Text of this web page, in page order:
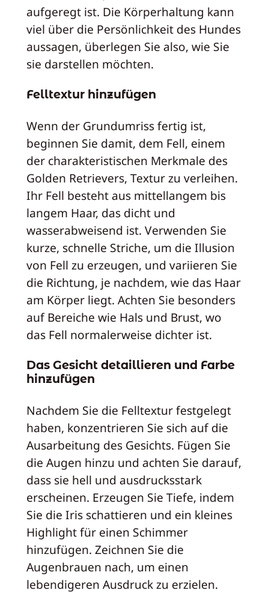
aufgeregt ist. Die Körperhaltung kann
viel über die Persönlichkeit des Hundes
aussagen, überlegen Sie also, wie Sie
sie darstellen möchten.
Felltextur hinzufügen
Wenn der Grundumriss fertig ist,
beginnen Sie damit, dem Fell, einem
der charakteristischen Merkmale des
Golden Retrievers, Textur zu verleihen.
Ihr Fell besteht aus mittellangem bis
langem Haar, das dicht und
wasserabweisend ist. Verwenden Sie
kurze, schnelle Striche, um die Illusion
von Fell zu erzeugen, und variieren Sie
die Richtung, je nachdem, wie das Haar
am Körper liegt. Achten Sie besonders
auf Bereiche wie Hals und Brust, wo
das Fell normalerweise dichter ist.
Das Gesicht detaillieren und Farbe
hinzufügen
Nachdem Sie die Felltextur festgelegt
haben, konzentrieren Sie sich auf die
Ausarbeitung des Gesichts. Fügen Sie
die Augen hinzu und achten Sie darauf,
dass sie hell und ausdrucksstark
erscheinen. Erzeugen Sie Tiefe, indem
Sie die Iris schattieren und ein kleines
Highlight für einen Schimmer
hinzufügen. Zeichnen Sie die
Augenbrauen nach, um einen
lebendigeren Ausdruck zu erzielen.